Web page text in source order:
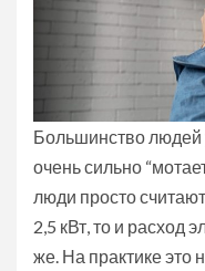
Большинство людей
очень сильно
люди просто
2,5 кВт, то и расход
же. На практике это